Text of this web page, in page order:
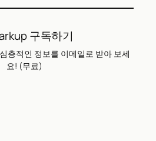
률 제한 도입 – AI 코딩 도구